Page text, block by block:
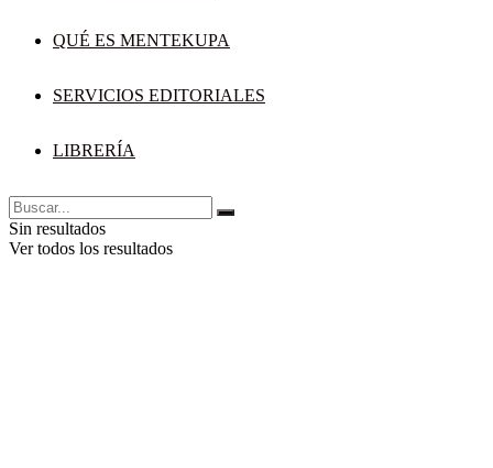
QUÉ ES MENTEKUPA
SERVICIOS EDITORIALES
LIBRERÍA
Sin resultados
Ver todos los resultados